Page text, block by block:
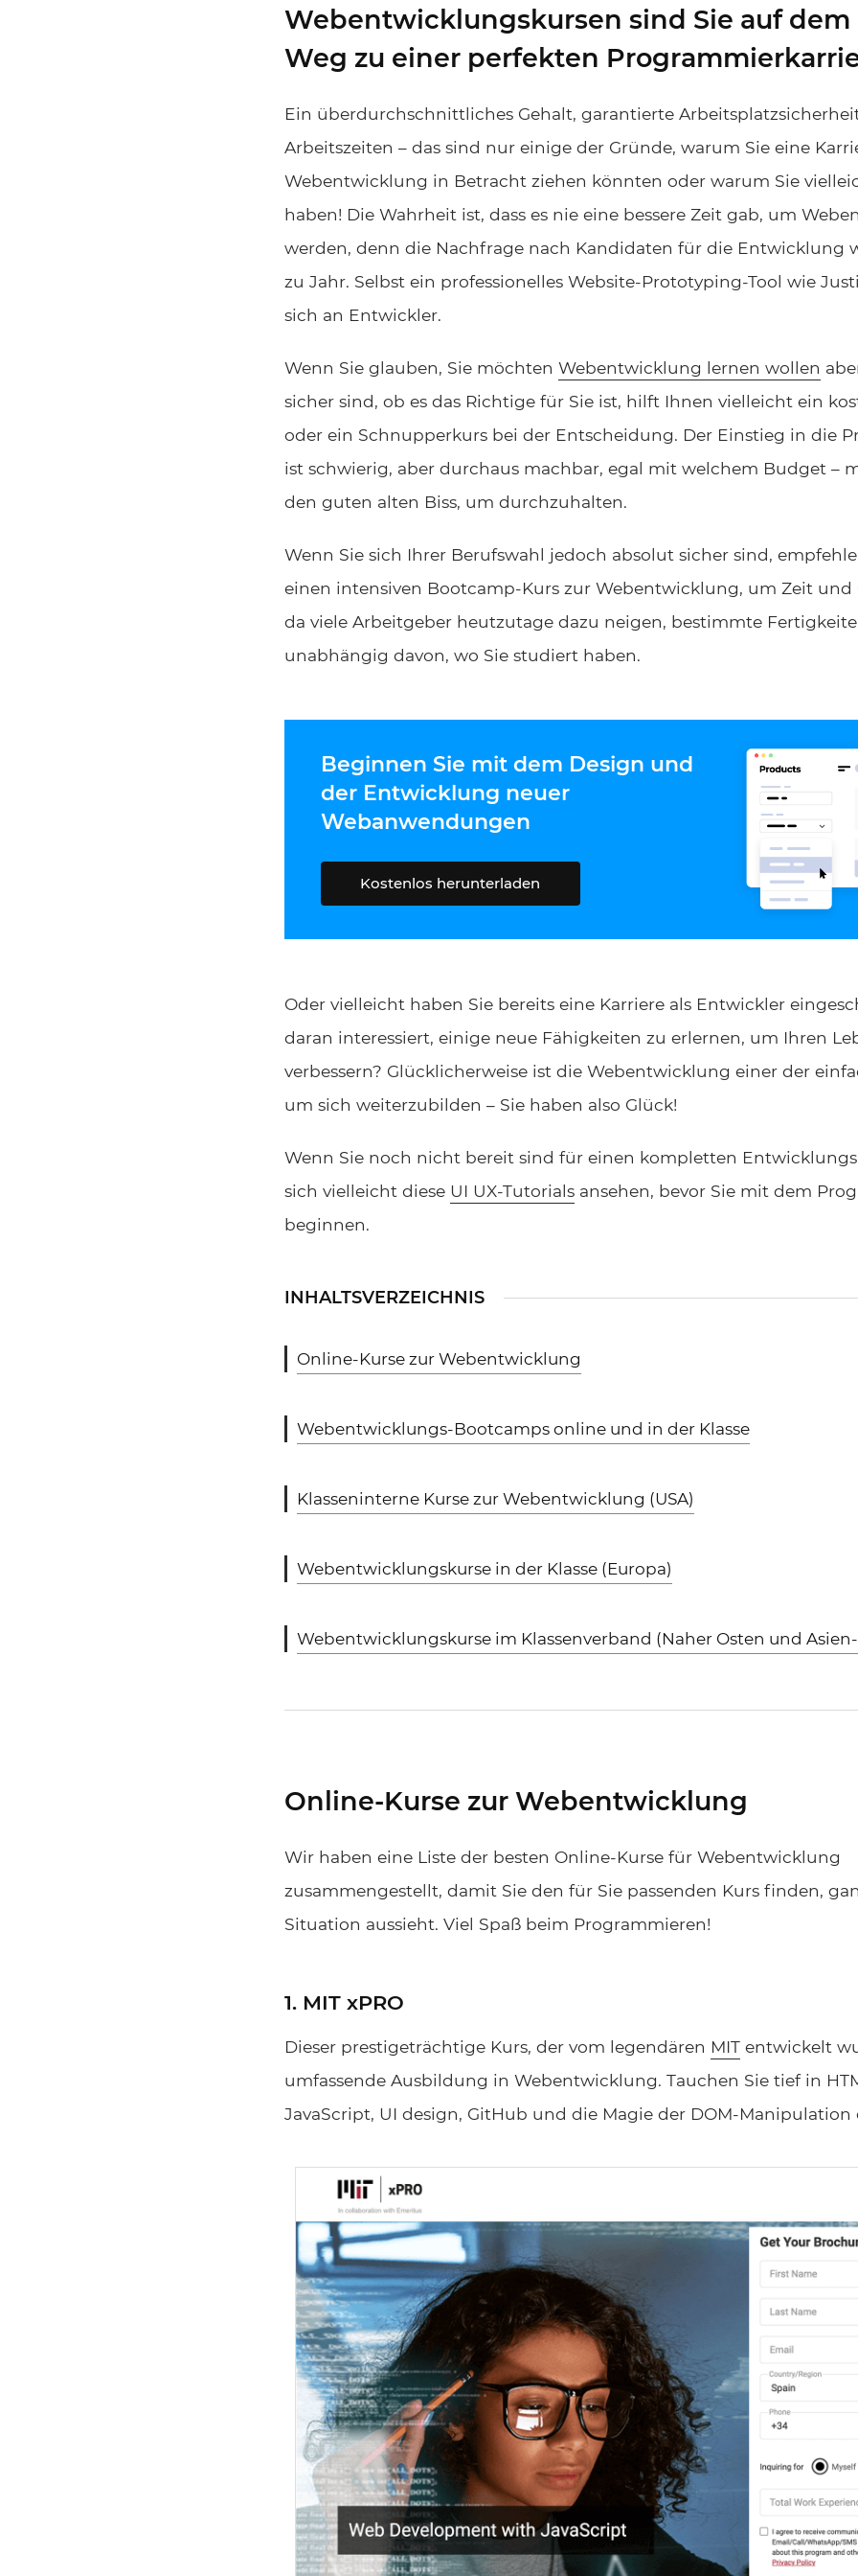
Webentwicklungskursen sind Sie auf
Weg zu einer perfekten
Ein überdurchschnittliches Gehalt, garantierte
Arbeitszeiten – das sind nur einige der Gründe, warum Sie eine
Webentwicklung in Betracht ziehen könnten oder warum Sie
haben! Die Wahrheit ist, dass es nie eine bessere Zeit gab, um
werden, denn die Nachfrage nach Kandidaten für die Entwicklung
zu Jahr. Selbst ein professionelles Website-Prototyping-Tool wie
sich an Entwickler.
Wenn Sie glauben, Sie möchten Webentwicklung lernen wollen
sicher sind, ob es das Richtige für Sie ist, hilft Ihnen vielleicht ein
oder ein Schnupperkurs bei der Entscheidung. Der Einstieg in die
ist schwierig, aber durchaus machbar, egal mit welchem Budget –
den guten alten Biss, um durchzuhalten.
Wenn Sie sich Ihrer Berufswahl jedoch absolut sicher sind,
einen intensiven Bootcamp-Kurs zur Webentwicklung, um Zeit und
da viele Arbeitgeber heutzutage dazu neigen, bestimmte
unabhängig davon, wo Sie studiert haben.
Beginnen Sie mit dem Design und
der Entwicklung neuer
Webanwendungen
Kostenlos herunterladen
Oder vielleicht haben Sie bereits eine Karriere als Entwickler
daran interessiert, einige neue Fähigkeiten zu erlernen, um Ihren
verbessern? Glücklicherweise ist die Webentwicklung einer der
um sich weiterzubilden – Sie haben also Glück!
Wenn Sie noch nicht bereit sind für einen kompletten
sich vielleicht diese UI UX-Tutorials ansehen, bevor Sie mit dem
beginnen.
INHALTSVERZEICHNIS
Online-Kurse zur Webentwicklung
Webentwicklungs-Bootcamps online und in der Klasse
Klasseninterne Kurse zur Webentwicklung (USA)
Webentwicklungskurse in der Klasse (Europa)
Webentwicklungskurse im Klassenverband (Naher Osten und
Online-Kurse zur Webentwicklung
Wir haben eine Liste der besten Online-Kurse für Webentwicklung
zusammengestellt, damit Sie den für Sie passenden Kurs finden,
Situation aussieht. Viel Spaß beim Programmieren!
1. MIT xPRO
Dieser prestigeträchtige Kurs, der vom legendären MIT entwickelt
umfassende Ausbildung in Webentwicklung. Tauchen Sie tief in
JavaScript, UI design, GitHub und die Magie der DOM-Manipulation